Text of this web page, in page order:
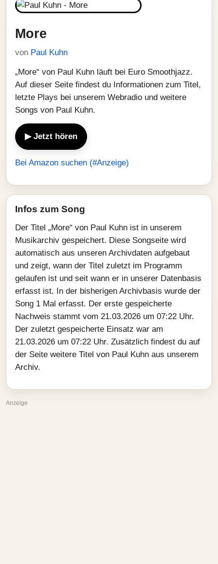
More
von Paul Kuhn
„More“ von Paul Kuhn läuft bei Euro Smoothjazz.
Auf dieser Seite findest du Informationen zum Titel,
letzte Plays bei unserem Webradio und weitere
Songs von Paul Kuhn.
▶ Jetzt hören
Bei Amazon suchen (#Anzeige)
Infos zum Song
Der Titel „More“ von Paul Kuhn ist in unserem
Musikarchiv gespeichert. Diese Songseite wird
automatisch aus unseren Archivdaten aufgebaut
und zeigt, wann der Titel zuletzt im Programm
gelaufen ist und seit wann er in unserer Datenbasis
erfasst ist. In der bisherigen Archivbasis wurde der
Song 1 Mal erfasst. Der erste gespeicherte
Nachweis stammt vom 21.03.2026 um 07:22 Uhr.
Der zuletzt gespeicherte Einsatz war am
21.03.2026 um 07:22 Uhr. Zusätzlich findest du auf
der Seite weitere Titel von Paul Kuhn aus unserem
Archiv.
Anzeige